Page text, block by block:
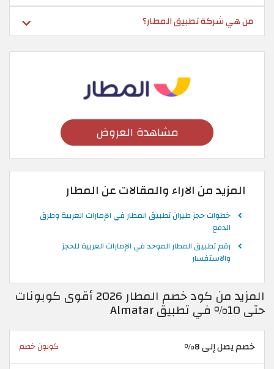
من هي شركة تطبيق المطار؟
مشاهدة العروض
المزيد من الاراء والمقالات عن المطار
خطوات حجز طيران تطبيق المطار في الإمارات العربية وطرق
الدفع
رقم تطبيق المطار الموحد في الإمارات العربية للحجز
والاستفسار
المزيد من كود خصم المطار 2026 أقوى كوبونات
حتى 10% في تطبيق Almatar
خصم يصل إلى 8% كوبون خصم